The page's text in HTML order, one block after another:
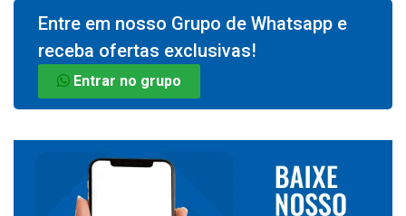
Entre em nosso Grupo de Whatsapp e
receba ofertas exclusivas!
Entrar no grupo